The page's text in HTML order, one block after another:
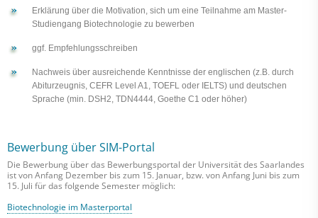
Erklärung über die Motivation, sich um eine Teilnahme am Master-
Studiengang Biotechnologie zu bewerben
ggf. Empfehlungsschreiben
Nachweis über ausreichende Kenntnisse der englischen (z.B. durch
Abiturzeugnis, CEFR Level A1, TOEFL oder IELTS) und deutschen
Sprache (min. DSH2, TDN4444, Goethe C1 oder höher)
Bewerbung über SIM-Portal
Die Bewerbung über das Bewerbungsportal der Universität des Saarlandes
ist von Anfang Dezember bis zum 15. Januar, bzw. von Anfang Juni bis zum
15. Juli für das folgende Semester möglich:
Biotechnologie im Masterportal